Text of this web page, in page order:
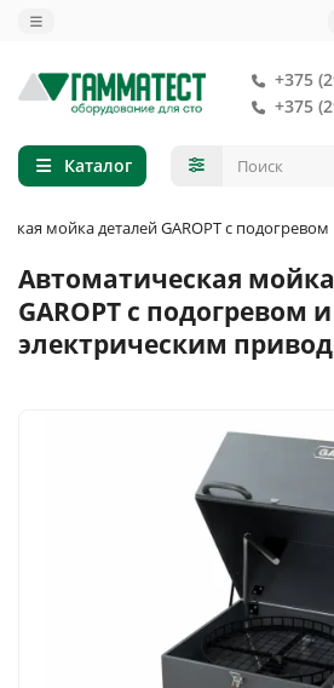
+375
+375
Каталог
мойка деталей GAROPT с
Автоматическая
GAROPT с подогревом и
электрическим